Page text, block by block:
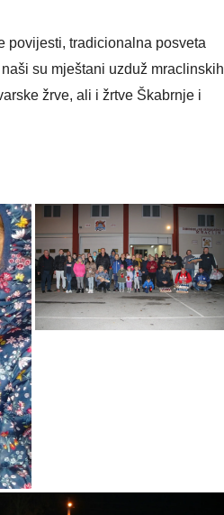
povijesti, tradicionalna posveta
su mještani uzduž mraclinskih
žrve, ali i žrtve Škabrnje i